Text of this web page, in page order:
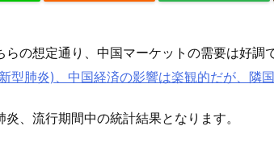
の想定通り、中国マーケットの需要は好調で
型肺炎)、中国経済の影響は楽観的だが、隣
、流行期間中の統計結果となります。